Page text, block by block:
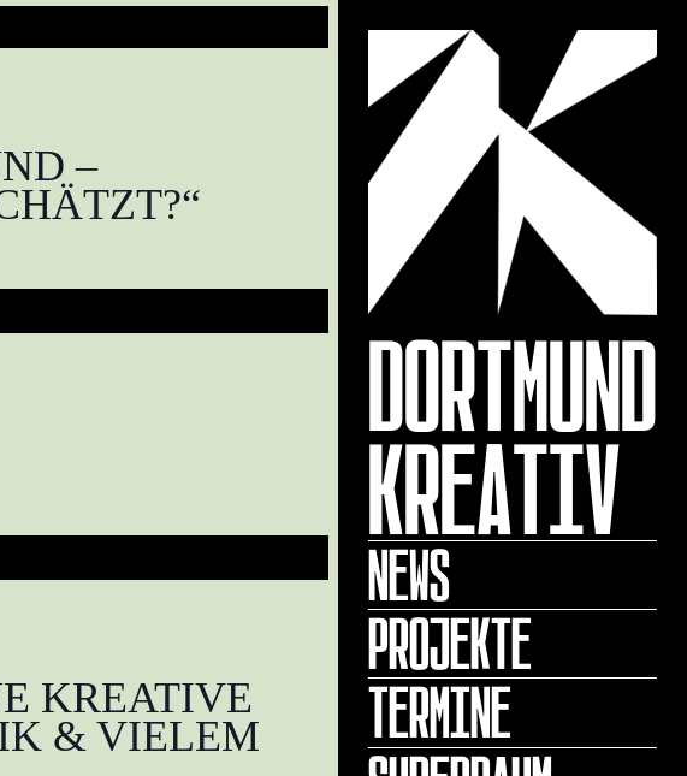
DORTMUND
KREATIV
NEWS
PROJEKTE
TERMINE
–
KREATIVE
& VIELEM